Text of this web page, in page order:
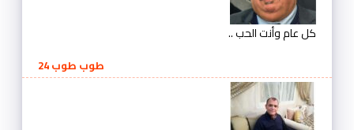
كل عام وأنت الحب ..
طوب طوب 24